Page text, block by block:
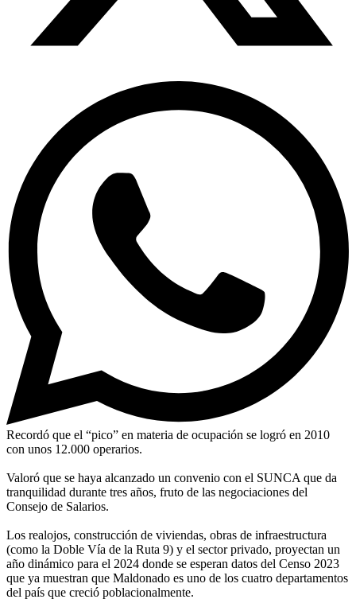
Recordó que el “pico” en materia de ocupación se logró en 2010
con unos 12.000 operarios.
Valoró que se haya alcanzado un convenio con el SUNCA que da
tranquilidad durante tres años, fruto de las negociaciones del
Consejo de Salarios.
Los realojos, construcción de viviendas, obras de infraestructura
(como la Doble Vía de la Ruta 9) y el sector privado, proyectan un
año dinámico para el 2024 donde se esperan datos del Censo 2023
que ya muestran que Maldonado es uno de los cuatro departamentos
del país que creció poblacionalmente.